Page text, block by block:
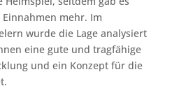
mehr. Im
wurde die Lage analysiert
eine gute und tragfähige
und ein Konzept für die